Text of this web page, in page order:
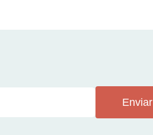
Enviar